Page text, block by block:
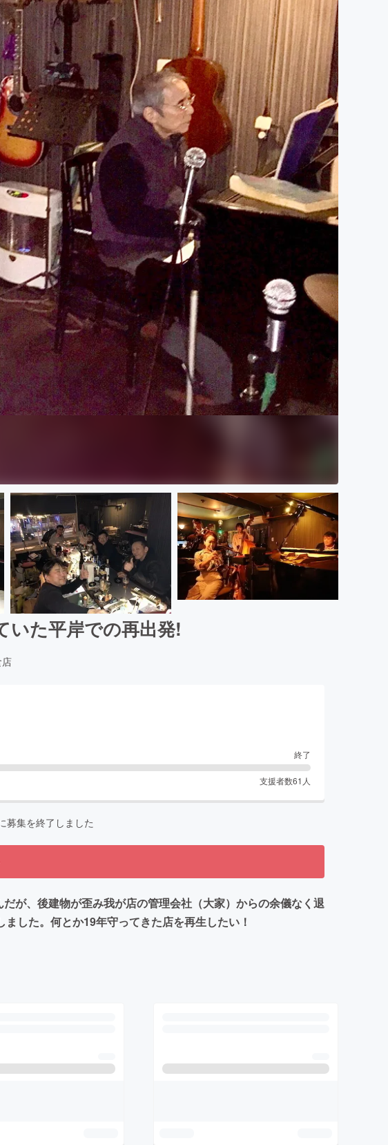
いた平岸での再出発!
終了
支援者数61 人
募集を終了しました
が、後建物が歪み我が店の管理会社（大家）からの余儀なく退
した。何とか19年守ってきた店を再生したい！